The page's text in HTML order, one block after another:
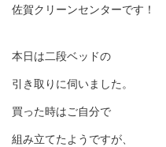
佐賀クリーンセンターです！
本日は二段ベッドの
引き取りに伺いました。
買った時はご自分で
組み立てたようですが、